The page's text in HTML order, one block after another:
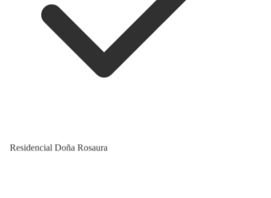
Residencial Doña Rosaura